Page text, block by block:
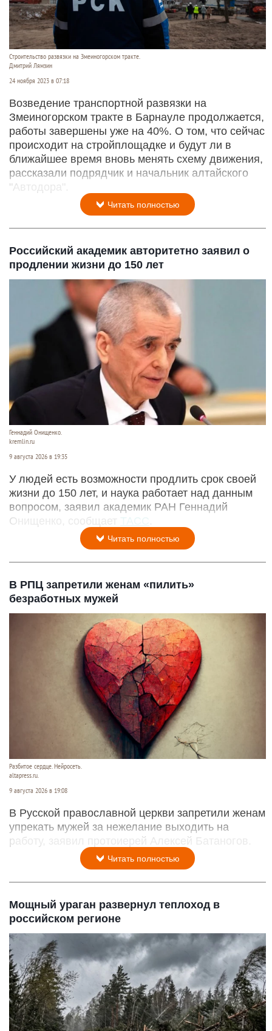
Строительство развязки на Змеиногорском тракте.
Дмитрий Лямзин
24 ноября 2023 в 07:18
Возведение транспортной развязки на
Змеиногорском тракте в Барнауле продолжается,
работы завершены уже на 40%. О том, что сейчас
происходит на стройплощадке и будут ли в
ближайшее время вновь менять схему движения,
рассказали подрядчик и начальник алтайского
"Автодора".
Читать полностью
Российский академик авторитетно заявил о
продлении жизни до 150 лет
Геннадий Онищенко.
kremlin.ru
9 августа 2026 в 19:35
У людей есть возможности продлить срок своей
жизни до 150 лет, и наука работает над данным
вопросом, заявил академик РАН Геннадий
Онищенко, сообщает ТАСС
Читать полностью
В РПЦ запретили женам «пилить»
безработных мужей
Разбитое сердце. Нейросеть.
altapress.ru.
9 августа 2026 в 19:08
В Русской православной церкви запретили женам
упрекать мужей за нежелание выходить на
работу, заявил протоиерей Алексей Батаногов.
Читать полностью
Мощный ураган развернул теплоход в
российском регионе